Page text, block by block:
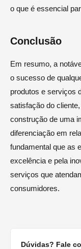
o que é essencial
Conclusão
Em resumo, a
o sucesso de
produtos e serviços
satisfação do
construção de uma
diferenciação em
fundamental que as
excelência e pela
serviços que
consumidores.
Dúvidas? Fale